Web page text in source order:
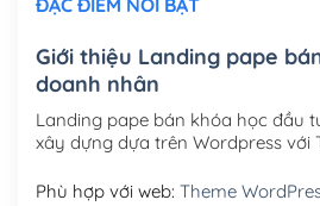
Mua thêm Host + Tên miền
Tên miền quốc tế .com .net
Tên miền Việt Nam .vn (1 năm)
Hosting 2GB SSD (1 năm)
Hosting 3GB SSD (1 năm)
ĐẶC ĐIỂM NỔI BẬT
Giới thiệu Landing pape
doanh nhân
Landing pape bán khóa học đầu
xây dựng dựa trên Wordpress với
Phù hợp với web: Theme